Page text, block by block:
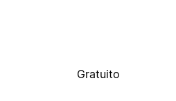
Gratuito